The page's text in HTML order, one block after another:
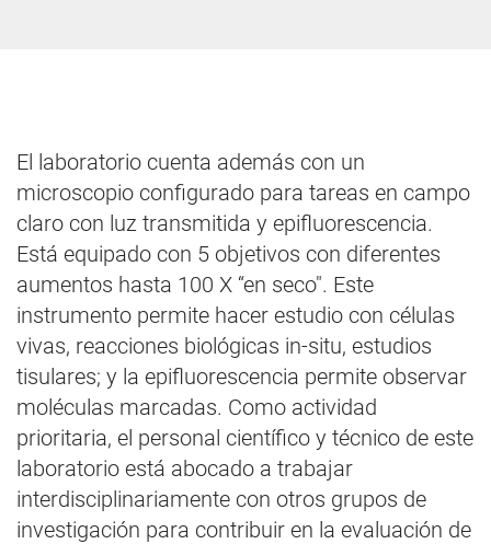
El laboratorio cuenta además con un
microscopio configurado para tareas en campo
claro con luz transmitida y epifluorescencia.
Está equipado con 5 objetivos con diferentes
aumentos hasta 100 X “en seco". Este
instrumento permite hacer estudio con células
vivas, reacciones biológicas in-situ, estudios
tisulares; y la epifluorescencia permite observar
moléculas marcadas. Como actividad
prioritaria, el personal científico y técnico de este
laboratorio está abocado a trabajar
interdisciplinariamente con otros grupos de
investigación para contribuir en la evaluación de